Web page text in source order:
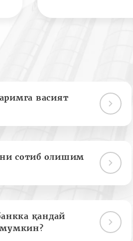
васият
сотиб олишим
қандай